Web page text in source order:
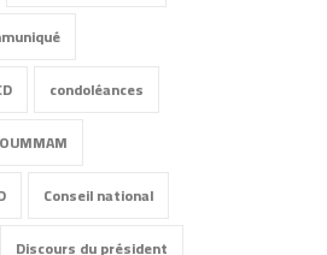
condoléances
Conseil national
Discours du président